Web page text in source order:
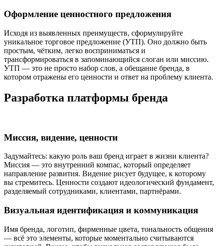
Оформление ценностного предложения
Исходя из выявленных преимуществ, сформулируйте
уникальное торговое предложение (УТП). Оно должно быть
простым, чётким, легко восприниматься и
трансформироваться в запоминающийся слоган или миссию.
УТП — это не просто набор слов, а обещание бренда, в
котором отражены его ценности и ответ на проблему клиента.
Разработка платформы бренда
Миссия, видение, ценности
Задумайтесь: какую роль ваш бренд играет в жизни клиента?
Миссия — это внутренний компас, который определяет
направление развития. Видение рисует будущее, к которому
вы стремитесь. Ценности создают идеологический фундамент,
разделяемый сотрудниками, клиентами, партнёрами.
Визуальная идентификация и коммуникация
Имя бренда, логотип, фирменные цвета, тональность общения
— всё это элементы, которые моментально считываются